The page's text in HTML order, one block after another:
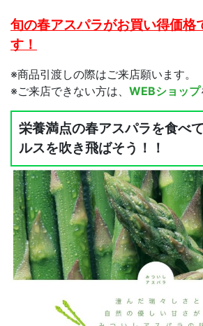
旬の春アスパラがお買い得価格
す！
※商品引渡しの際はご来店願います。
※ご来店できない方は、 WEBショップ
栄養満点の春アスパラを食べ
ルスを吹き飛ばそう！！